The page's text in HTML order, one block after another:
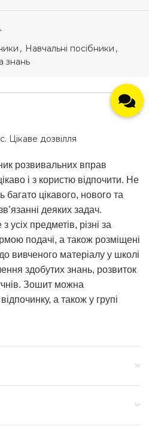
, Навчальні посібники ,
знань
Цікаве дозвілля
розвивальних вправ
і з користю відпочити. Не
багато цікавого, нового та
деяких задач.
предметів, різні за
подачі, а також розміщені
вивченого матеріалу у школі
здобутих знань, розвиток
Зошит можна
а також у групі